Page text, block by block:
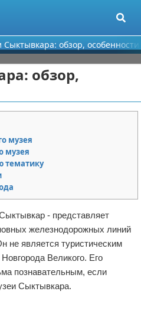
информации
Сыктывкара: обзор, особенности
обзор,
музея
музея
тематику
- представляет
железнодорожных линий
не является туристическим
Великого. Его
познавательным, если
Сыктывкара.